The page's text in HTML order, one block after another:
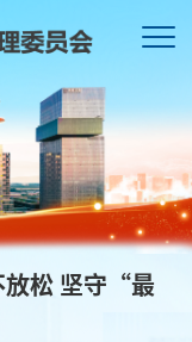
放松 坚守“最